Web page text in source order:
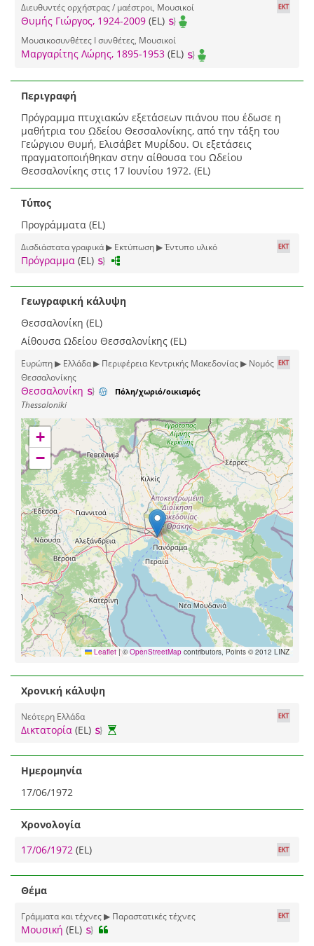
Διευθυντές ορχήστρας / μαέστροι, Μουσικοί
Θυμής Γιώργος, 1924-2009 (EL)
Μουσικοσυνθέτες I συνθέτες, Μουσικοί
Μαργαρίτης Λώρης, 1895-1953 (EL)
Περιγραφή
Πρόγραμμα πτυχιακών εξετάσεων πιάνου που έδωσε η
μαθήτρια του Ωδείου Θεσσαλονίκης, από την τάξη του
Γεώργιου Θυμή, Ελισάβετ Μυρίδου. Οι εξετάσεις
πραγματοποιήθηκαν στην αίθουσα του Ωδείου
Θεσσαλονίκης στις 17 Ιουνίου 1972. (EL)
Τύπος
Προγράμματα (EL)
Δισδιάστατα γραφικά ▶ Εκτύπωση ▶ Έντυπο υλικό
Πρόγραμμα (EL)
Γεωγραφική κάλυψη
Θεσσαλονίκη (EL)
Αίθουσα Ωδείου Θεσσαλονίκης (EL)
Ευρώπη ▶ Ελλάδα ▶ Περιφέρεια Κεντρικής Μακεδονίας ▶ Νομός
Θεσσαλονίκης
Θεσσαλονίκη Πόλη/χωριό/οικισμός
Thessaloniki
+
−
Leaflet |©OpenStreetMap contributors, Points © 2012 LINZ
Χρονική κάλυψη
Νεότερη Ελλάδα
Δικτατορία (EL)
Ημερομηνία
17/06/1972
Χρονολογία
17/06/1972 (EL)
Θέμα
Γράμματα και τέχνες ▶ Παραστατικές τέχνες
Μουσική (EL)